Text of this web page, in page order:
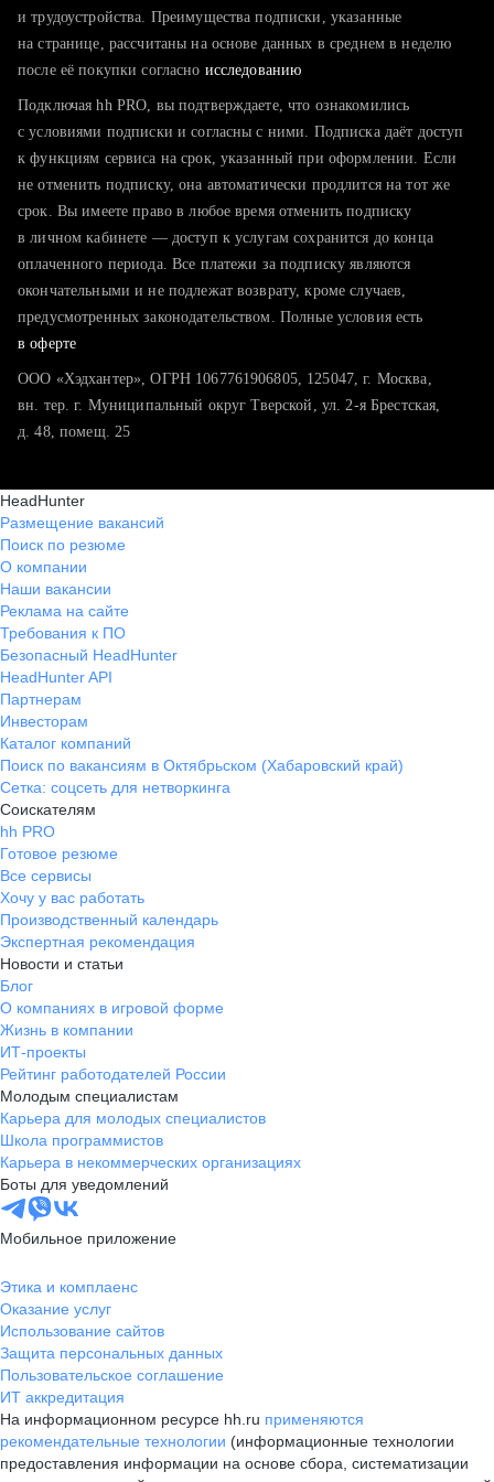
тратите много времени на поиск и вручную поднимаете
хотите сравнить себя с конкурентами и оценить шансы
и трудоустройства. Преимущества подписки, указанные
на странице, рассчитаны на основе данных в среднем в неделю
после её покупки согласно исследованию
Подключая hh PRO, вы подтверждаете, что ознакомились
с условиями подписки и согласны с ними. Подписка даёт доступ
к функциям сервиса на срок, указанный при оформлении. Если
не отменить подписку, она автоматически продлится на тот же
срок. Вы имеете право в любое время отменить подписку
в личном кабинете — доступ к услугам сохранится до конца
оплаченного периода. Все платежи за подписку являются
окончательными и не подлежат возврату, кроме случаев,
предусмотренных законодательством. Полные условия есть
в оферте
ООО «Хэдхантер», ОГРН 1067761906805, 125047, г. Москва,
вн. тер. г. Муниципальный округ Тверской, ул. 2-я Брестская,
д. 48, помещ. 25
HeadHunter
Размещение вакансий
Поиск по резюме
О компании
Наши вакансии
Реклама на сайте
Требования к ПО
Безопасный HeadHunter
HeadHunter API
Партнерам
Инвесторам
Каталог компаний
Поиск по вакансиям в Октябрьском (Хабаровский край)
Сетка: соцсеть для нетворкинга
Соискателям
hh PRO
Готовое резюме
Все сервисы
Хочу у вас работать
Производственный календарь
Экспертная рекомендация
Новости и статьи
Блог
О компаниях в игровой форме
Жизнь в компании
ИТ-проекты
Рейтинг работодателей России
Молодым специалистам
Карьера для молодых специалистов
Школа программистов
Карьера в некоммерческих организациях
Боты для уведомлений
Мобильное приложение
Этика и комплаенс
Оказание услуг
Использование сайтов
Защита персональных данных
Пользовательское соглашение
ИТ аккредитация
На информационном ресурсе hh.ru применяются
рекомендательные технологии (информационные технологии
предоставления информации на основе сбора, систематизации